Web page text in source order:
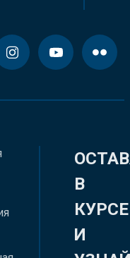
В
КУРСЕ
И